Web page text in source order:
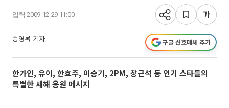
입력 2009-12-29 11:00
송영록 기자 구글 선호매체 추가
한가인, 유이, 한효주, 이승기, 2PM, 장근석 등 인기 스타들의
특별한 새해 응원 메시지